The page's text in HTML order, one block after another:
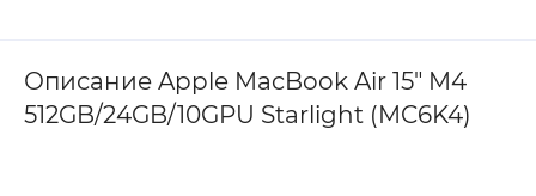
Описание Apple MacBook Air 15" M4
512GB/24GB/10GPU Starlight (MC6K4)